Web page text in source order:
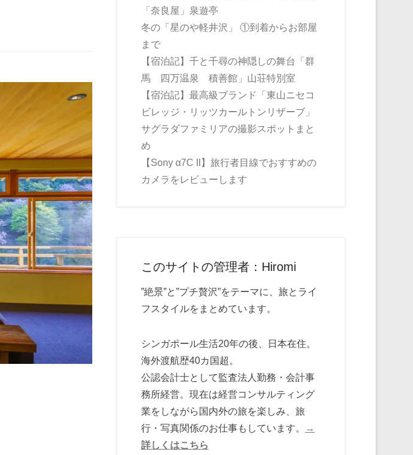
「奈良屋」泉遊亭
冬の「星のや軽井沢」 ①到着からお部屋
まで
【宿泊記】千と千尋の神隠しの舞台「群
馬 四万温泉 積善館」山荘特別室
【宿泊記】最高級ブランド「東山ニセコ
ビレッジ・リッツカールトンリザーブ」
サグラダファミリアの撮影スポットまと
め
【Sony α7C II】旅行者目線でおすすめの
カメラをレビューします
このサイトの管理者：Hiromi
”絶景”と”プチ贅沢”をテーマに、旅とライ
フスタイルをまとめています。
シンガポール生活20年の後、日本在住。
海外渡航歴40カ国超。
公認会計士として監査法人勤務・会計事
務所経営。現在は経営コンサルティング
業をしながら国内外の旅を楽しみ、旅
行・写真関係のお仕事もしています。
→
詳しくはこちら